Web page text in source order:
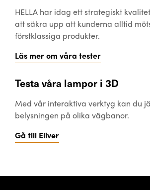
HELLA har idag ett strategiskt
att säkra upp att kunderna alltid
förstklassiga produkter.
Läs mer om våra tester
Testa våra lampor i 3D
Med vår interaktiva verktyg kan du
belysningen på olika vägbanor.
Gå till Eliver